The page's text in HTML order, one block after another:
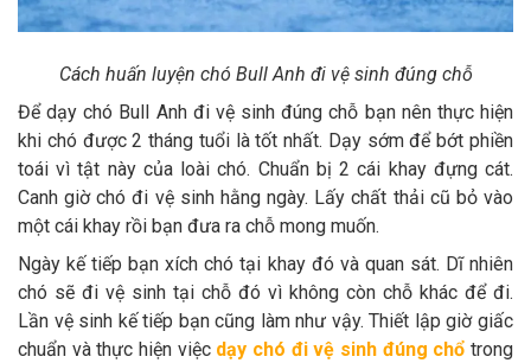
Cách huấn luyện chó Bull Anh đi vệ sinh đúng chỗ
Để dạy chó Bull Anh đi vệ sinh đúng chỗ bạn nên thực hiện
khi chó được 2 tháng tuổi là tốt nhất. Dạy sớm để bớt phiền
toái vì tật này của loài chó. Chuẩn bị 2 cái khay đựng cát.
Canh giờ chó đi vệ sinh hằng ngày. Lấy chất thải cũ bỏ vào
một cái khay rồi bạn đưa ra chỗ mong muốn.
Ngày kế tiếp bạn xích chó tại khay đó và quan sát. Dĩ nhiên
chó sẽ đi vệ sinh tại chỗ đó vì không còn chỗ khác để đi.
Lần vệ sinh kế tiếp bạn cũng làm như vậy. Thiết lập giờ giấc
chuẩn và thực hiện việc dạy chó đi vệ sinh đúng chổ trong